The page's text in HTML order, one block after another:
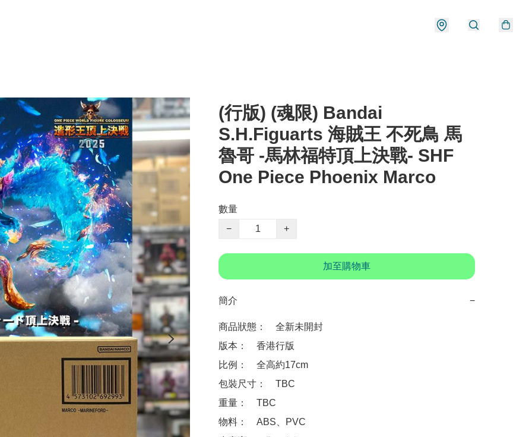
(行版) (魂限) Bandai
S.H.Figuarts 海賊王 不死鳥 馬
魯哥 -馬林福特頂上決戰- SHF
One Piece Phoenix Marco
數量
−
+
加至購物車
簡介 −
商品狀態：　全新未開封
版本：　香港行版
比例：　全高約17cm
包裝尺寸：　TBC
重量：　TBC
物料：　ABS、PVC